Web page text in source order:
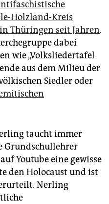
Holzland-Kreis
Thüringen seit Jahren.
dabei
wie „Volksliedertafel
aus dem Milieu der
Siedler oder
taucht immer
Grundschullehrer
Youtube eine gewisse
den Holocaust und ist
Nerling